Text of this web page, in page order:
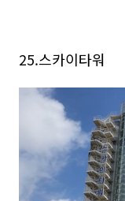
25.스카이타워